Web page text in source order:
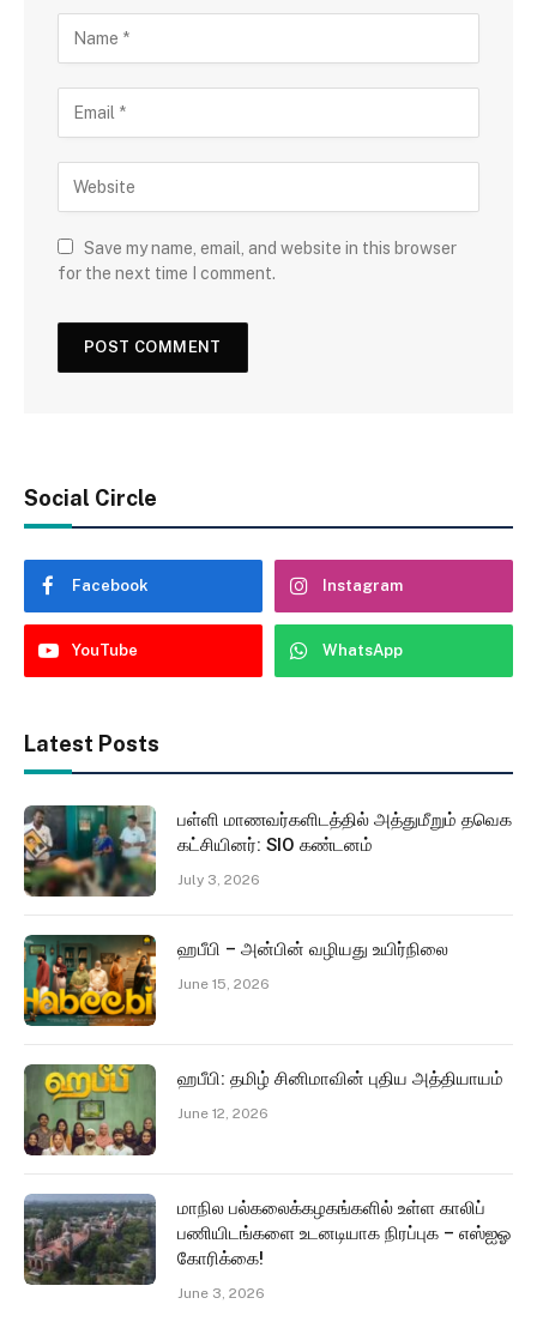
Save my name, email, and website in this browser
for the next time I comment.
Social Circle
Facebook Instagram
YouTube WhatsApp
Latest Posts
பள்ளி மாணவர்களிடத்தில் அத்துமீறும் தவெக
கட்சியினர்: SIO கண்டனம்
July 3, 2026
ஹபீபி – அன்பின் வழியது உயிர்நிலை
June 15, 2026
ஹபீபி: தமிழ் சினிமாவின் புதிய அத்தியாயம்
June 12, 2026
மாநில பல்கலைக்கழகங்களில் உள்ள காலிப்
பணியிடங்களை உடனடியாக நிரப்புக – எஸ்ஐஓ
கோரிக்கை!
June 3, 2026